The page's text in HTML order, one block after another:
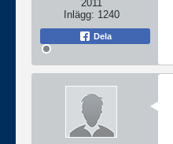
2011
Inlägg: 1240
Dela